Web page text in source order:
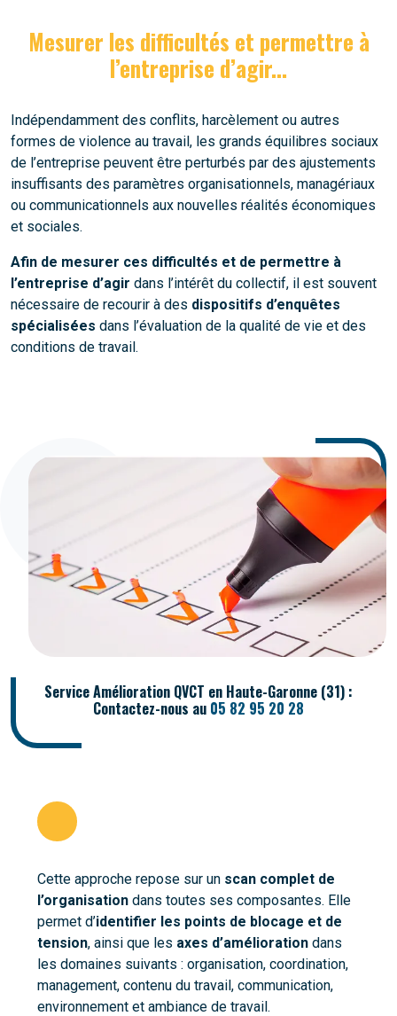
Mesurer les difficultés et permettre à
l’entreprise d’agir...
Indépendamment des conflits, harcèlement ou autres
formes de violence au travail, les grands équilibres sociaux
de l’entreprise peuvent être perturbés par des ajustements
insuffisants des paramètres organisationnels, managériaux
ou communicationnels aux nouvelles réalités économiques
et sociales.
Afin de mesurer ces difficultés et de permettre à
l’entreprise d’agir dans l’intérêt du collectif, il est souvent
nécessaire de recourir à des dispositifs d’enquêtes
spécialisées dans l’évaluation de la qualité de vie et des
conditions de travail.
Service Amélioration QVCT en Haute-Garonne (31) :
Contactez-nous au 05 82 95 20 28
Cette approche repose sur un scan complet de
l’organisation dans toutes ses composantes. Elle
permet d’identifier les points de blocage et de
tension, ainsi que les axes d’amélioration dans
les domaines suivants : organisation, coordination,
management, contenu du travail, communication,
environnement et ambiance de travail.